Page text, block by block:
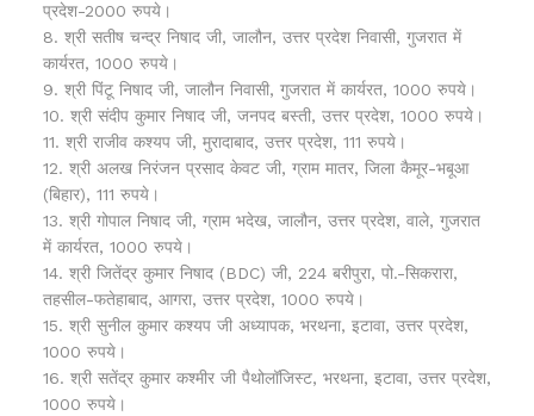
प्रदेश-2000 रुपये।
8. श्री सतीष चन्द्र निषाद जी, जालौन, उत्तर प्रदेश निवासी, गुजरात में
कार्यरत, 1000 रुपये।
9. श्री पिंटू निषाद जी, जालौन निवासी, गुजरात में कार्यरत, 1000 रुपये।
10. श्री संदीप कुमार निषाद जी, जनपद बस्ती, उत्तर प्रदेश, 1000 रुपये।
11. श्री राजीव कश्यप जी, मुरादाबाद, उत्तर प्रदेश, 111 रुपये।
12. श्री अलख निरंजन प्रसाद केवट जी, ग्राम मातर, जिला कैमूर-भबूआ
(बिहार), 111 रुपये।
13. श्री गोपाल निषाद जी, ग्राम भदेख, जालौन, उत्तर प्रदेश, वाले, गुजरात
में कार्यरत, 1000 रुपये।
14. श्री जितेंद्र कुमार निषाद (BDC) जी, 224 बरीपुरा, पो.-सिकरारा,
तहसील-फतेहाबाद, आगरा, उत्तर प्रदेश, 1000 रुपये।
15. श्री सुनील कुमार कश्यप जी अध्यापक, भरथना, इटावा, उत्तर प्रदेश,
1000 रुपये।
16. श्री सतेंद्र कुमार कश्मीर जी पैथोलॉजिस्ट, भरथना, इटावा, उत्तर प्रदेश,
1000 रुपये।